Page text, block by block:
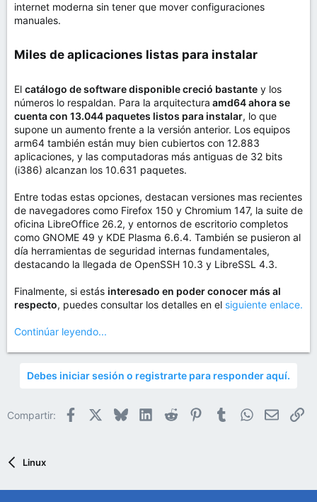
internet moderna sin tener que mover configuraciones
manuales.
Miles de aplicaciones listas para instalar​
El catálogo de software disponible creció bastante y los
números lo respaldan. Para la arquitectura amd64 ahora se
cuenta con 13.044 paquetes listos para instalar, lo que
supone un aumento frente a la versión anterior. Los equipos
arm64 también están muy bien cubiertos con 12.883
aplicaciones, y las computadoras más antiguas de 32 bits
(i386) alcanzan los 10.631 paquetes.
Entre todas estas opciones, destacan versiones mas recientes
de navegadores como Firefox 150 y Chromium 147, la suite de
oficina LibreOffice 26.2, y entornos de escritorio completos
como GNOME 49 y KDE Plasma 6.6.4. También se pusieron al
día herramientas de seguridad internas fundamentales,
destacando la llegada de OpenSSH 10.3 y LibreSSL 4.3.
Finalmente, si estás interesado en poder conocer más al
respecto, puedes consultar los detalles en el siguiente enlace.
Continúar leyendo...
Debes iniciar sesión o registrarte para responder aquí.
Compartir: Facebook BlueskyLinkedIn
Reddit PinterestTumblrWhatsApp
Email
Linux